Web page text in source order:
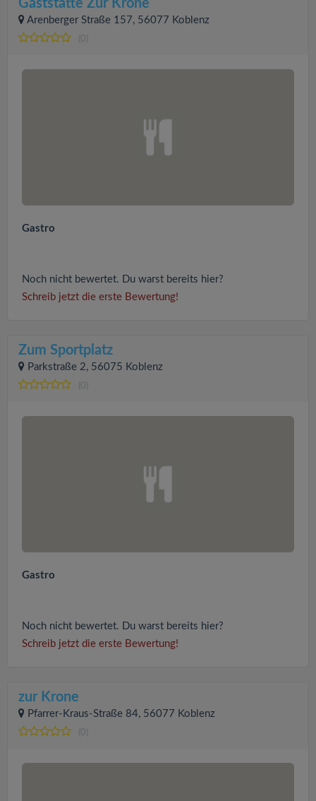
Gaststätte Zur Krone
Arenberger Straße 157, 56077 Koblenz
(0)
Gastro
Noch nicht bewertet. Du warst bereits hier?
Schreib jetzt die erste Bewertung!
Zum Sportplatz
Parkstraße 2, 56075 Koblenz
(0)
Gastro
Noch nicht bewertet. Du warst bereits hier?
Schreib jetzt die erste Bewertung!
zur Krone
Pfarrer-Kraus-Straße 84, 56077 Koblenz
(0)